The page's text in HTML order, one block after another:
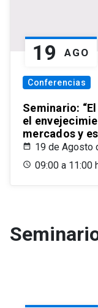
19 AGO
Conferencias
Seminario:
el
mercados y
19 de Agosto
09:00 a 11:00